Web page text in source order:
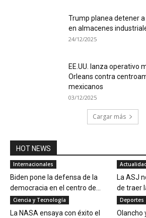
Trump planea detener
en almacenes
24/12/2025
EE.UU. lanza operativo
Orleans contra
mexicanos
03/12/2025
Cargar más
HOT NEWS
Internacionales
Biden pone la defensa de la
democracia en el centro de...
La ASJ
de traer
Ciencia y Tecnología
La NASA ensaya con éxito el
Deportes
Olancho